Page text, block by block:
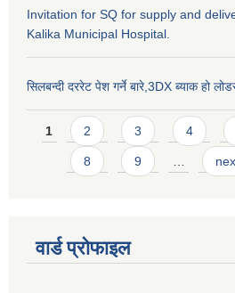
Invitation for SQ for supply and
Kalika Municipal Hospital.
सिलबन्दी दररेट पेश गर्ने बारे,3DX ब्याक हो
Pages
1 2 3 4
8 9
वार्ड प्राेफाइल